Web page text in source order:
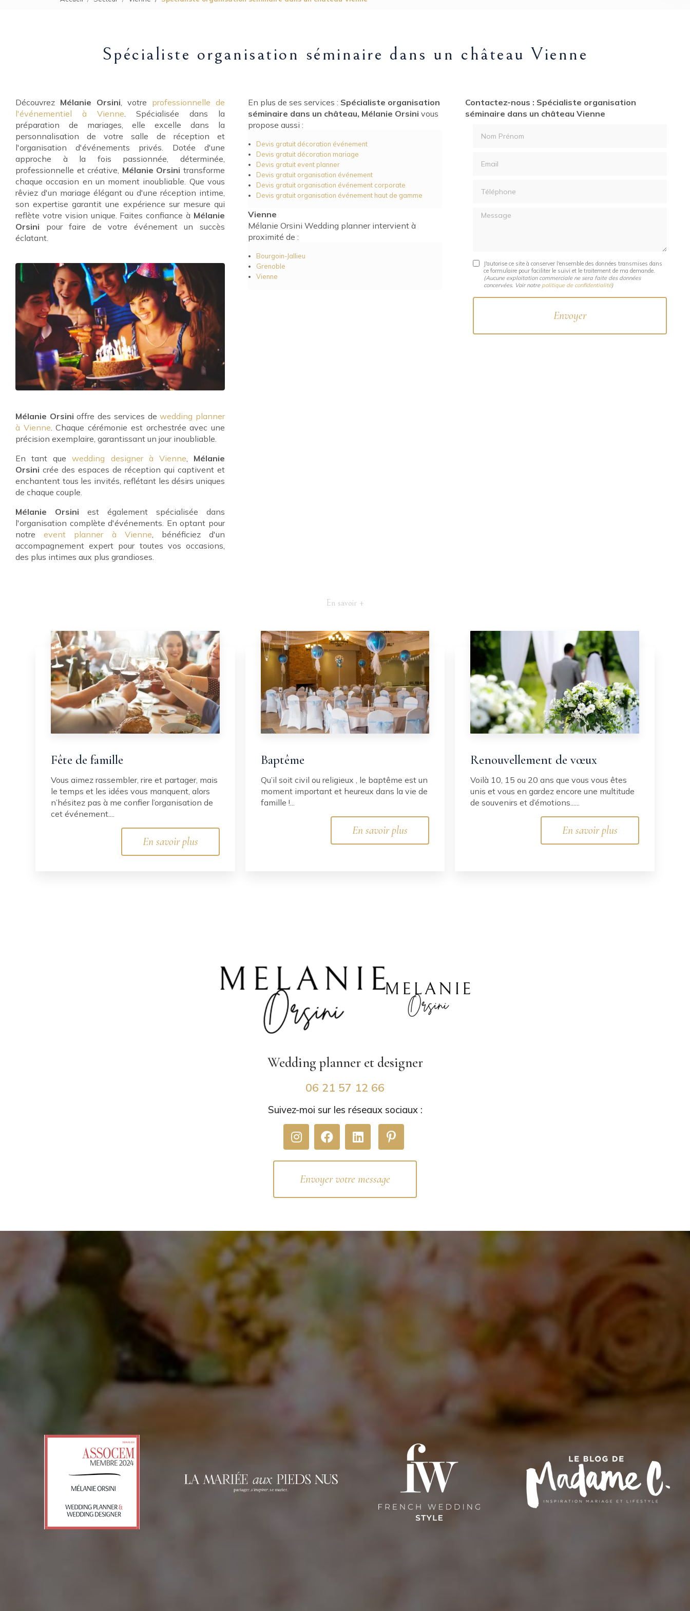
Spécialiste organisation séminaire dans un château Vienne
Découvrez Mélanie Orsini, votre professionnelle de
l'événementiel à Vienne. Spécialisée dans la
préparation de mariages, elle excelle dans la
personnalisation de votre salle de réception et
l'organisation d'événements privés. Dotée d'une
approche à la fois passionnée, déterminée,
professionnelle et créative, Mélanie Orsini transforme
chaque occasion en un moment inoubliable. Que vous
rêviez d'un mariage élégant ou d'une réception intime,
son expertise garantit une expérience sur mesure qui
reflète votre vision unique. Faites confiance à Mélanie
Orsini pour faire de votre événement un succès
éclatant.
Mélanie Orsini offre des services dewedding planner
à Vienne . Chaque cérémonie est orchestrée avec une
précision exemplaire, garantissant un jour inoubliable.
En tant quewedding designer à Vienne
Mélanie
Orsini crée des espaces de réception qui captivent et
enchantent tous les invités, reflétant les désirs uniques
de chaque couple.
Mélanie Orsini est également spécialisée dans
l'organisation complète d'événements. En optant pour
notreevent planner à Vienne , bénéficiez d'un
accompagnement expert pour toutes vos occasions,
des plus intimes aux plus grandioses.
En plus de ses services : Spécialiste organisation
séminaire dans un château, Mélanie Orsini vous
propose aussi :
Devis gratuit décoration événement
Devis gratuit décoration mariage
Devis gratuit event planner
Devis gratuit organisation événement
Devis gratuit organisation événement corporate
Devis gratuit organisation événement haut de gamme
Vienne
Mélanie Orsini Wedding planner intervient à
proximité de :
Bourgoin-Jallieu
Grenoble
Vienne
Contactez-nous : Spécialiste organisation
séminaire dans un château Vienne
Message
J'autorise ce site à conserver l'ensemble des données transmises dans
ce formulaire pour faciliter le suivi et le traitement de ma demande.
(Aucune exploitation commerciale ne sera faite des données
concervées. Voir notre politique de confidentialité)
En savoir +
Fête de famille
Vous aimez rassembler, rire et partager, mais
le temps et les idées vous manquent, alors
n’hésitez pas à me confier l’organisation de
cet événement....
En savoir plus
Baptême
Qu’il soit civil ou religieux , le baptême est un
moment important et heureux dans la vie de
famille !...
En savoir plus
Renouvellement de vœux
Voilà 10, 15 ou 20 ans que vous vous êtes
unis et vous en gardez encore une multitude
de souvenirs et d’émotions......
En savoir plus
Wedding planneret designer
06 21 57 12 66
Suivez-moi sur les réseaux sociaux :
Envoyer votre message